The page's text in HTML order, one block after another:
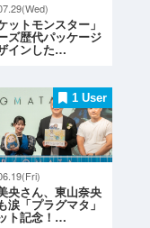
ットモンスター」
ズ歴代パッケージ
インした…
1 User
央さん、東山奈央
涙「プラグマタ」
ト記念！…